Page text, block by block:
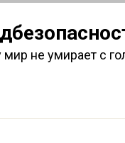
не умирает с